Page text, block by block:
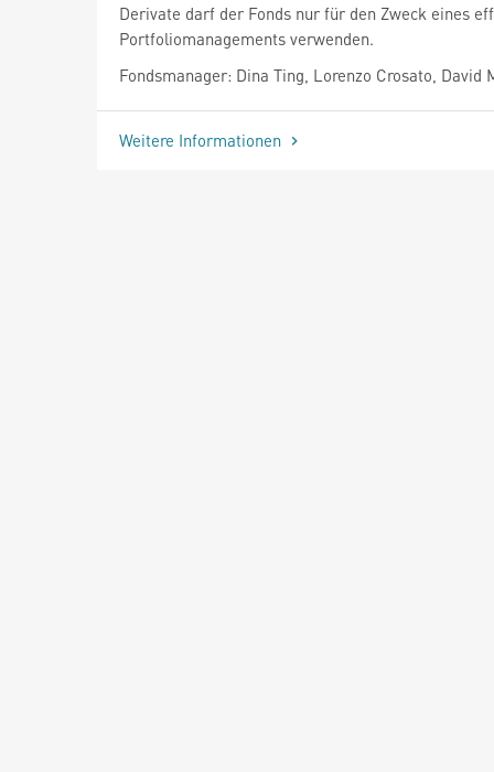
Derivate darf der Fonds nur für den Zweck eines
Portfoliomanagements verwenden.
Fondsmanager: Dina Ting, Lorenzo Crosato, David
Weitere Informationen